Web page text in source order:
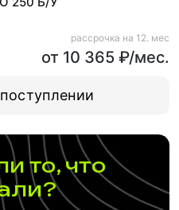
рассрочка на 12. мес
от 10 365 ₽/мес.
то, что